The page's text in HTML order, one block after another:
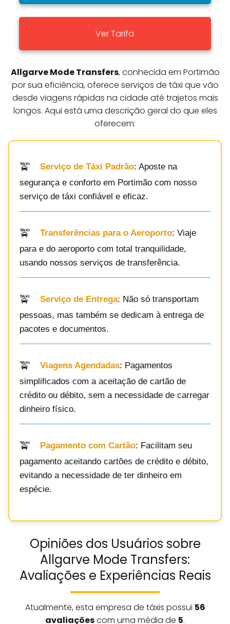
Ver Tarifa
Allgarve Mode Transfers, conhecida em Portimão
por sua eficiência, oferece serviços de táxi que vão
desde viagens rápidas na cidade até trajetos mais
longos. Aqui está uma descrição geral do que eles
oferecem:
Serviço de Táxi Padrão: Aposte na
segurança e conforto em Portimão com nosso
serviço de táxi confiável e eficaz.
Transferências para o Aeroporto: Viaje
para e do aeroporto com total tranquilidade,
usando nossos serviços de transferência.
Serviço de Entrega: Não só transportam
pessoas, mas também se dedicam à entrega de
pacotes e documentos.
Viagens Agendadas: Pagamentos
simplificados com a aceitação de cartão de
crédito ou débito, sem a necessidade de carregar
dinheiro físico.
Pagamento com Cartão: Facilitam seu
pagamento aceitando cartões de crédito e débito,
evitando a necessidade de ter dinheiro em
espécie.
Opiniões dos Usuários sobre
Allgarve Mode Transfers:
Avaliações e Experiências Reais
Atualmente, esta empresa de táxis possui 56
avaliaçõescom uma média de 5.